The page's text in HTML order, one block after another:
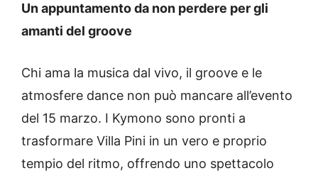
Un appuntamento da non perdere per gli
amanti del groove
Chi ama la musica dal vivo, il groove e le
atmosfere dance non può mancare all’evento
del 15 marzo. I Kymono sono pronti a
trasformare Villa Pini in un vero e proprio
tempio del ritmo, offrendo uno spettacolo